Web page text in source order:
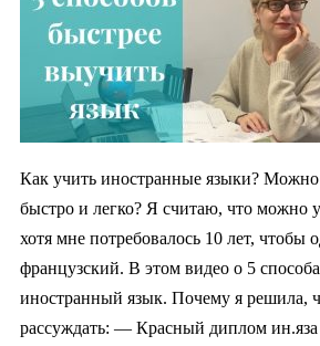
Как учить иностранные языки? Можно
быстро и легко? Я считаю, что можно
хотя мне потребовалось 10 лет, чтобы
французский. В этом видео о 5
иностранный язык. Почему я решила,
рассуждать: — Красный диплом